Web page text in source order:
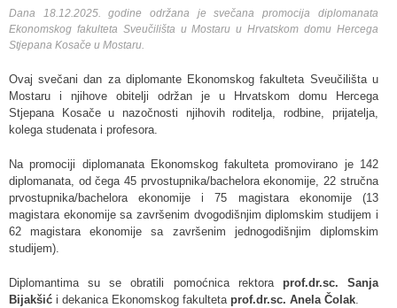
Dana 18.12.2025. godine održana je svečana promocija diplomanata
Ekonomskog fakulteta Sveučilišta u Mostaru u Hrvatskom domu Hercega
Stjepana Kosače u Mostaru.
Ovaj svečani dan za diplomante Ekonomskog fakulteta Sveučilišta u
Mostaru i njihove obitelji održan je u Hrvatskom domu Hercega
Stjepana Kosače u nazočnosti njihovih roditelja, rodbine, prijatelja,
kolega studenata i profesora.
Na promociji diplomanata Ekonomskog fakulteta promovirano je 142
diplomanata, od čega 45 prvostupnika/bachelora ekonomije, 22 stručna
prvostupnika/bachelora ekonomije i 75 magistara ekonomije (13
magistara ekonomije sa završenim dvogodišnjim diplomskim studijem i
62 magistara ekonomije sa završenim jednogodišnjim diplomskim
studijem).
Diplomantima su se obratili pomoćnica rektora prof.dr.sc. Sanja
Bijakšić i dekanica Ekonomskog fakulteta prof.dr.sc. Anela Čolak.